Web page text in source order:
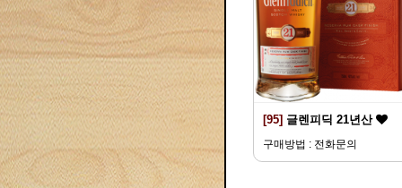
[95] 글렌피딕 21년산
구매방법 : 전화문의